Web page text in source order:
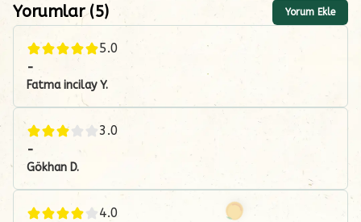
Yorumlar(5) Yorum Ekle
5.0
-
Fatma incilayY.
3.0
-
Gökhan D.
4.0